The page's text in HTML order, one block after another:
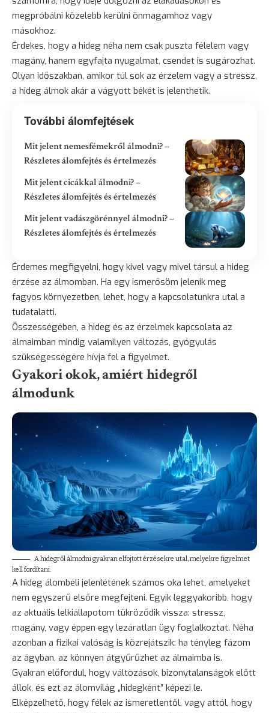
megpróbálni közelebb kerülni önmagamhoz vagy
másokhoz.
Érdekes, hogy a hideg néha nem csak puszta félelem vagy
magány, hanem egyfajta nyugalmat, csendet is sugározhat.
Olyan időszakban, amikor túl sok az érzelem vagy a stressz,
a hideg álmok akár a vágyott békét is jelenthetik.
További álomfejtések
Mit jelent nemesfémekről álmodni? –
Részletes álomfejtés és értelmezés
Mit jelent cicákkal álmodni? –
Részletes álomfejtés és értelmezés
Mit jelent vadászgörénnyel álmodni? –
Részletes álomfejtés és értelmezés
Érdemes megfigyelni, hogy kivel vagy mivel társul a hideg
érzése az álmomban. Ha egy ismerősöm jelenik meg
fagyos környezetben, lehet, hogy a kapcsolatunkra utal a
tudatalatti.
Összességében, a hideg és az érzelmek kapcsolata az
álmaimban mindig valamilyen változás, gyógyulás
szükségességére hívja fel a figyelmet.
Gyakori okok, amiért hidegről
álmodunk
A hidegről álmodni gyakran elfojtott érzésekre utal, melyekre figyelmet
kell fordítani.
A hideg álombéli jelenlétének számos oka lehet, amelyeket
nem egyszerű elsőre megfejteni. Egyik leggyakoribb, hogy
az aktuális lelkiállapotom tükröződik vissza: stressz,
magány, vagy éppen egy lezáratlan ügy foglalkoztat. Néha
azonban a fizikai valóság is közrejátszik: ha tényleg fázom
az ágyban, az könnyen átgyűrűzhet az álmaimba is.
Gyakran előfordul, hogy változások, bizonytalanságok előtt
állok, és ezt az álomvilág „hidegként” képezi le.
Elképzelhető, hogy félek az ismeretlentől, vagy attól, hogy